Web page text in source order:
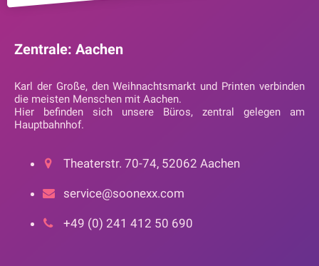
Zentrale: Aachen
Karl der Große, den Weihnachtsmarkt und Printen verbinden
die meisten Menschen mit Aachen.
Hier befinden sich unsere Büros, zentral gelegen am
Hauptbahnhof.
Theaterstr. 70-74, 52062 Aachen
service@soonexx.com
+49 (0) 241 412 50 690